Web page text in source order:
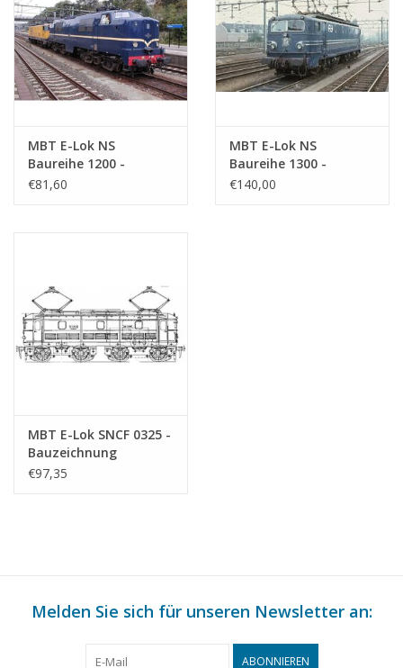
MBT E-Lok NS
Baureihe 1200 -
Bauzeichnung
€81,60
MBT E-Lok NS
Baureihe 1300 -
Bauzeichnung
€140,00
MBT E-Lok SNCF 0325 -
Bauzeichnung
Maßstab 1 : 40
€97,35
Melden Sie sich für unseren Newsletter an:
ABONNIEREN